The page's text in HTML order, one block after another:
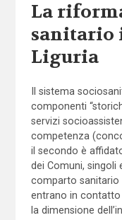
La
sanitario
Liguria
Il sistema
componenti
servizi
competenza
il secondo è
dei Comuni, singoli
comparto sanitario
entrano in contatto
la dimensione